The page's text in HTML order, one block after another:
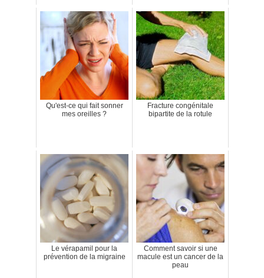
Qu'est-ce qui fait sonner
mes oreilles ?
Fracture congénitale
bipartite de la rotule
Le vérapamil pour la
prévention de la migraine
Comment savoir si une
macule est un cancer de la
peau